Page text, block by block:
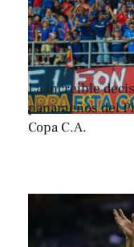
La increíble
panameños del
Copa C.A.